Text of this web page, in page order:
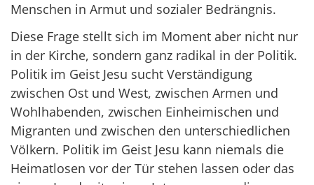
Menschen in Armut und sozialer Bedrängnis.
Diese Frage stellt sich im Moment aber nicht nur
in der Kirche, sondern ganz radikal in der Politik.
Politik im Geist Jesu sucht Verständigung
zwischen Ost und West, zwischen Armen und
Wohlhabenden, zwischen Einheimischen und
Migranten und zwischen den unterschiedlichen
Völkern. Politik im Geist Jesu kann niemals die
Heimatlosen vor der Tür stehen lassen oder das